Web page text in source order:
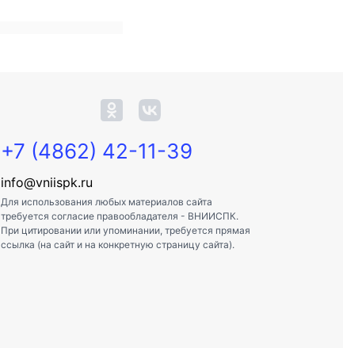
+7 (4862) 42-11-39
info@vniispk.ru
Для использования любых материалов сайта
требуется согласие правообладателя - ВНИИСПК.
При цитировании или упоминании, требуется прямая
ссылка (на сайт и на конкретную страницу сайта).